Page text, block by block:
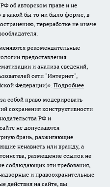
об авторском праве и не
какой бы то ни было форме, в
переработке не иначе
рекомендательные
предоставления
и анализа сведений,
сети "Интернет",
Федерации)». Подробнее
собой право модерировать
сохранения конструктивности
РФ и
не допускаются
брань, разжигающие
ненависть или вражду, а
размещение ссылок не
соблюдающих эти требования,
и правоохранительные
действия на сайте, вы